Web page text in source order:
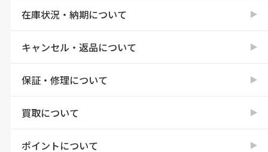
在庫状況・納期について
キャンセル・返品について
保証・修理について
買取について
ポイントについて